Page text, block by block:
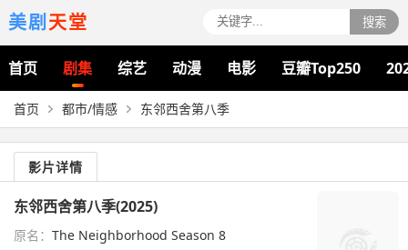
美剧天堂 搜索
首页 剧集 综艺 动漫 电影 豆瓣Top250
首页 都市/情感 东邻西舍第八季
影片详情
东邻西舍第八季(2025)
原名： The Neighborhood Season 8